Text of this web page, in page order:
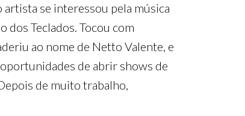
artista se interessou pela música
Teclados. Tocou com
ao nome de Netto Valente, e
de abrir shows de
de muito trabalho,